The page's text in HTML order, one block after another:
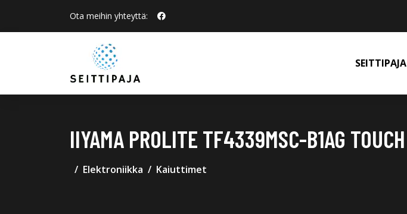
Ota meihin yhteyttä:
SEITTIPAJA
IIYAMA PROLITE TF4339MSC-B1AG TOUCH
Elektroniikka Kaiuttimet